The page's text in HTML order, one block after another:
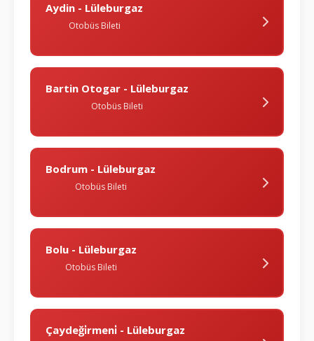
Aydin - Lüleburgaz
Otobüs Bileti
Bartin Otogar - Lüleburgaz
Otobüs Bileti
Bodrum - Lüleburgaz
Otobüs Bileti
Bolu - Lüleburgaz
Otobüs Bileti
Çaydeği̇rmeni̇ - Lüleburgaz